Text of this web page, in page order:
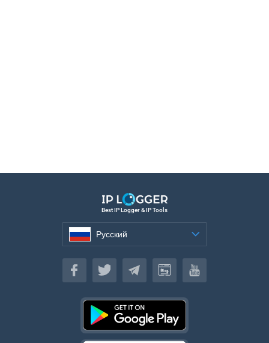
Best IP Logger & IP Tools
Русский
Русский